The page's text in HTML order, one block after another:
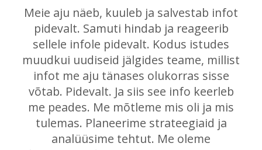
Meie aju näeb, kuuleb ja salvestab infot
pidevalt. Samuti hindab ja reageerib
sellele infole pidevalt. Kodus istudes
muudkui uudiseid jälgides teame, millist
infot me aju tänases olukorras sisse
võtab. Pidevalt. Ja siis see info keerleb
me peades. Me mõtleme mis oli ja mis
tulemas. Planeerime strateegiaid ja
analüüsime tehtut. Me oleme